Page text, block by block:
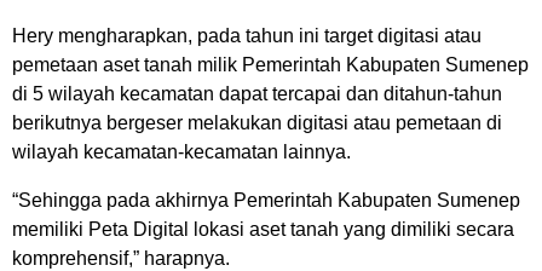
Hery mengharapkan, pada tahun ini target digitasi atau
pemetaan aset tanah milik Pemerintah Kabupaten Sumenep
di 5 wilayah kecamatan dapat tercapai dan ditahun-tahun
berikutnya bergeser melakukan digitasi atau pemetaan di
wilayah kecamatan-kecamatan lainnya.
“Sehingga pada akhirnya Pemerintah Kabupaten Sumenep
memiliki Peta Digital lokasi aset tanah yang dimiliki secara
komprehensif,” harapnya.